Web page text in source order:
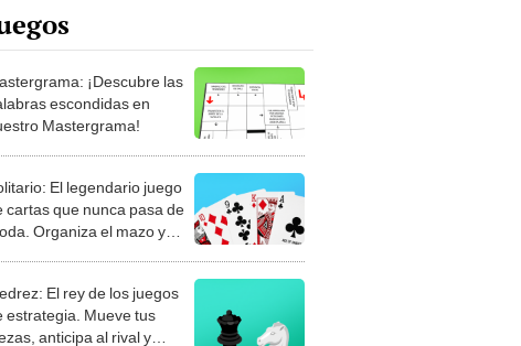
¡Descubre las
escondidas en
Mastergrama!
El legendario juego
cartas que nunca pasa de
Organiza el mazo y
El rey de los juegos
estrategia. Mueve tus
anticipa al rival y